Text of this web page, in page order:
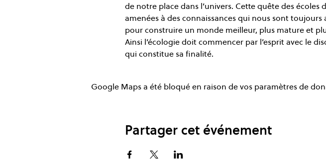
de notre place dans l’univers. Cette quête des
amenées à des connaissances qui nous sont
pour construire un monde meilleur, plus mature et
Ainsi l’écologie doit commencer par l’esprit avec le
qui constitue sa finalité.
Google Maps a été bloqué en raison de vos paramètres de
Partager cet événement